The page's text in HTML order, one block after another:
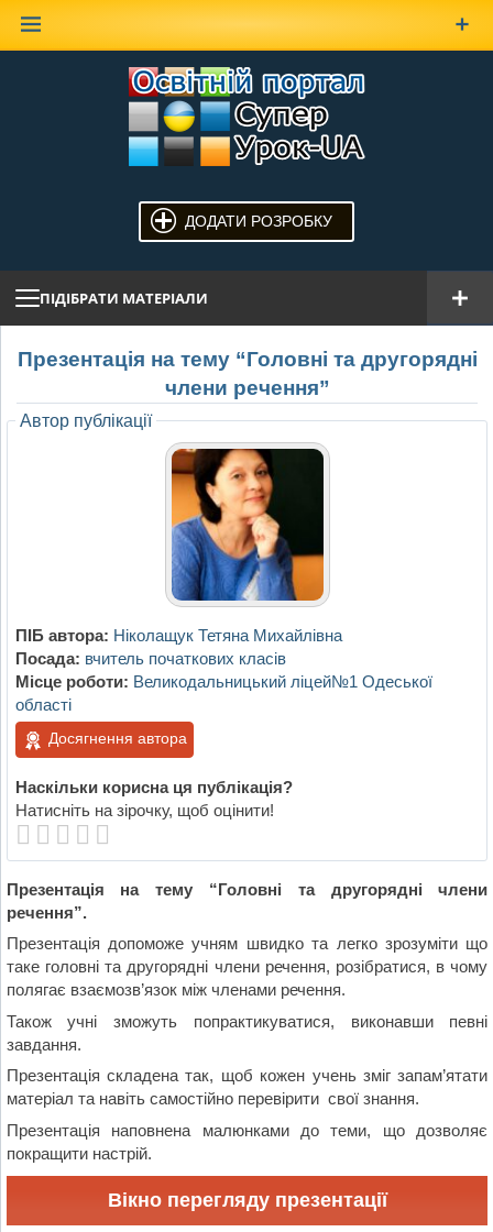
ДОДАТИ РОЗРОБКУ
ПІДІБРАТИ МАТЕРІАЛИ
Презентація на тему “Головні та другорядні
члени речення”
Автор публікації
ПІБ автора: Ніколащук Тетяна Михайлівна
Посада: вчитель початкових класів
Місце роботи: Великодальницький ліцей№1 Одеської
області
Досягнення автора
Наскільки корисна ця публікація?
Натисніть на зірочку, щоб оцінити!
Презентація на тему “Головні та другорядні члени
речення”.
Презентація допоможе учням швидко та легко зрозуміти що
таке головні та другорядні члени речення, розібратися, в чому
полягає взаємозв’язок між членами речення.
Також учні зможуть попрактикуватися, виконавши певні
завдання.
Презентація складена так, щоб кожен учень зміг запам’ятати
матеріал та навіть самостійно перевірити свої знання.
Презентація наповнена малюнками до теми, що дозволяє
покращити настрій.
Вікно перегляду презентації